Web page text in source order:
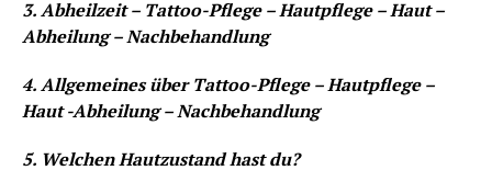
3. Abheilzeit – Tattoo-Pflege – Hautpflege – Haut –
Abheilung – Nachbehandlung
4. Allgemeines über Tattoo-Pflege – Hautpflege –
Haut -Abheilung – Nachbehandlung
5. Welchen Hautzustand hast du?